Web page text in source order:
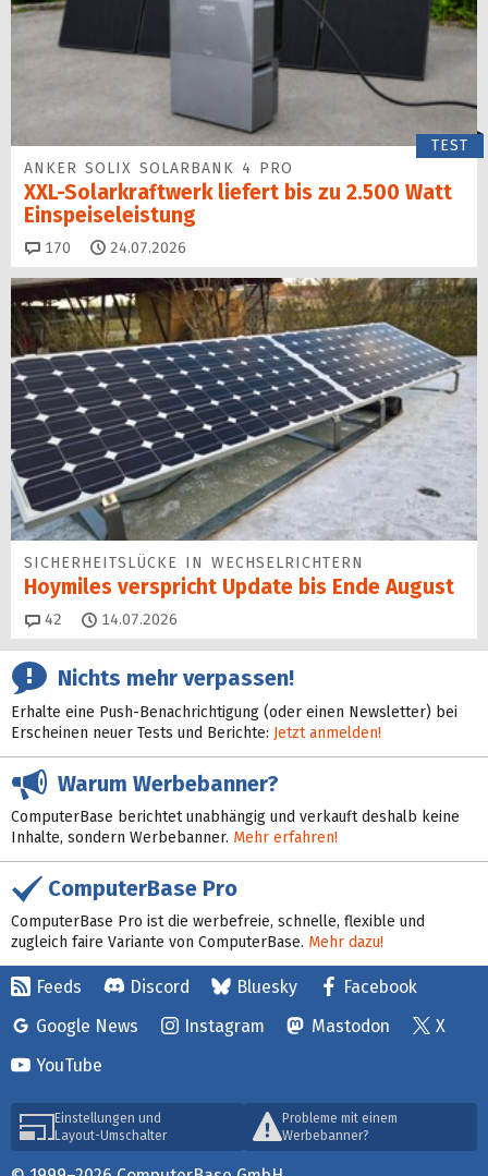
TEST
ANKER SOLIX SOLARBANK 4 PRO
XXL-Solarkraftwerk liefert bis zu 2.500 Watt
Einspeise­leistung
170 Kommentare
24.07.2026
SICHERHEITS­LÜCKE IN WECHSEL­RICHTERN
Hoymiles verspricht Update bis Ende August
42 Kommentare
14.07.2026
Nichts mehr verpassen!
Erhalte eine Push-Benachrichtigung (oder einen Newsletter) bei
Erscheinen neuer Tests und Berichte: Jetzt anmelden!
Warum Werbebanner?
ComputerBase berichtet unabhängig und verkauft deshalb keine
Inhalte, sondern Werbebanner. Mehr erfahren!
ComputerBase Pro
ComputerBase Pro ist die werbefreie, schnelle, flexible und
zugleich faire Variante von ComputerBase. Mehr dazu!
Feeds Discord Bluesky
Facebook
Google News
Instagram Mastodon
X
YouTube
Einstellungen und
Layout-Umschalter
Probleme mit einem
Werbebanner?